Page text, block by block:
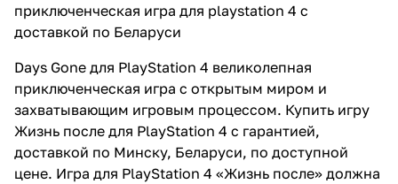
приключенческая игра для playstation 4 с
доставкой по Беларуси
Days Gone для PlayStation 4 великолепная
приключенческая игра с открытым миром и
захватывающим игровым процессом. Купить игру
Жизнь после для PlayStation 4 с гарантией,
доставкой по Минску, Беларуси, по доступной
цене. Игра для PlayStation 4 «Жизнь после» должна